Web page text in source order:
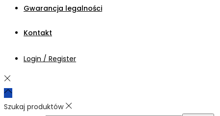
Gwarancja legalności
Kontakt
Login / Register
Szukaj produktów